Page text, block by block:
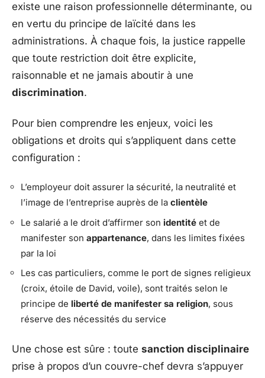
existe une raison professionnelle déterminante, ou
en vertu du principe de laïcité dans les
administrations. À chaque fois, la justice rappelle
que toute restriction doit être explicite,
raisonnable et ne jamais aboutir à une
discrimination.
Pour bien comprendre les enjeux, voici les
obligations et droits qui s’appliquent dans cette
configuration :
L’employeur doit assurer la sécurité, la neutralité et
l’image de l’entreprise auprès de la clientèle
Le salarié a le droit d’affirmer son identité et de
manifester son appartenance, dans les limites fixées
par la loi
Les cas particuliers, comme le port de signes religieux
(croix, étoile de David, voile), sont traités selon le
principe de liberté de manifester sa religion, sous
réserve des nécessités du service
Une chose est sûre : toute sanction disciplinaire
prise à propos d’un couvre-chef devra s’appuyer